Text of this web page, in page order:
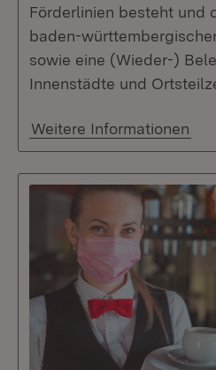
Förderlinien besteht und
baden-
sowie eine (Wieder-)
Innenstädte und
Weitere Informationen